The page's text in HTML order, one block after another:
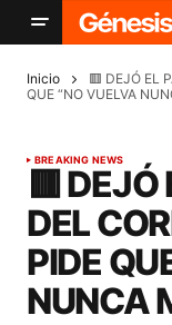
Inicio
🟥 DEJÓ EL
QUE “NO VUELVA
BREAKING NEWS
🟥
DEL
PIDE
NUNCA